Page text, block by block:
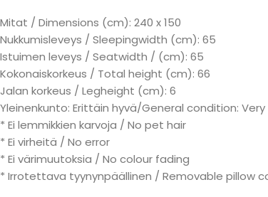
Mitat / Dimensions (cm): 240 x 150
Nukkumisleveys / Sleepingwidth (cm): 65
Istuimen leveys / Seatwidth / (cm): 65
Kokonaiskorkeus / Total height (cm): 66
Jalan korkeus / Legheight (cm): 6
Yleinenkunto: Erittäin hyvä/General condition:
* Ei lemmikkien karvoja / No pet hair
* Ei virheitä / No error
* Ei värimuutoksia / No colour fading
* Irrotettava tyynynpäällinen / Removable pillow